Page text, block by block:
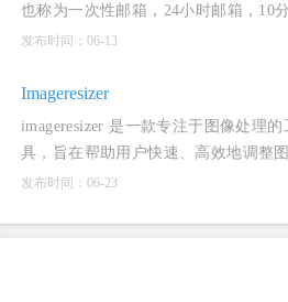
也称为一次性邮箱，24小时邮箱，10
邮箱，可丢弃邮箱，是完全匿名和安全
发布时间：06-13
Imageresizer
imageresizer 是一款专注于图像处理的
具，旨在帮助用户快速、高效地调整
大小、压缩、转换格式以及进行其他图
发布时间：06-23